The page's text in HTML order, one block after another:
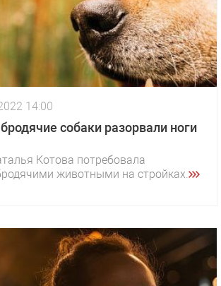
14:00
собаки разорвали ноги
Котова потребовала
животными на стройках.